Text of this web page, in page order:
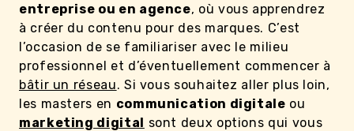
entreprise ou en agence, où vous apprendrez
à créer du contenu pour des marques. C’est
l’occasion de se familiariser avec le milieu
professionnel et d’éventuellement commencer à
bâtir un réseau. Si vous souhaitez aller plus loin,
les masters en communication digitale ou
marketing digital sont deux options qui vous